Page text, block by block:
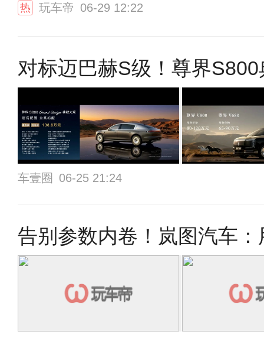
热 玩车帝 06-29 12:22
对标迈巴赫S级！尊界
车壹圈 06-25 21:24
告别参数内卷！岚图汽车